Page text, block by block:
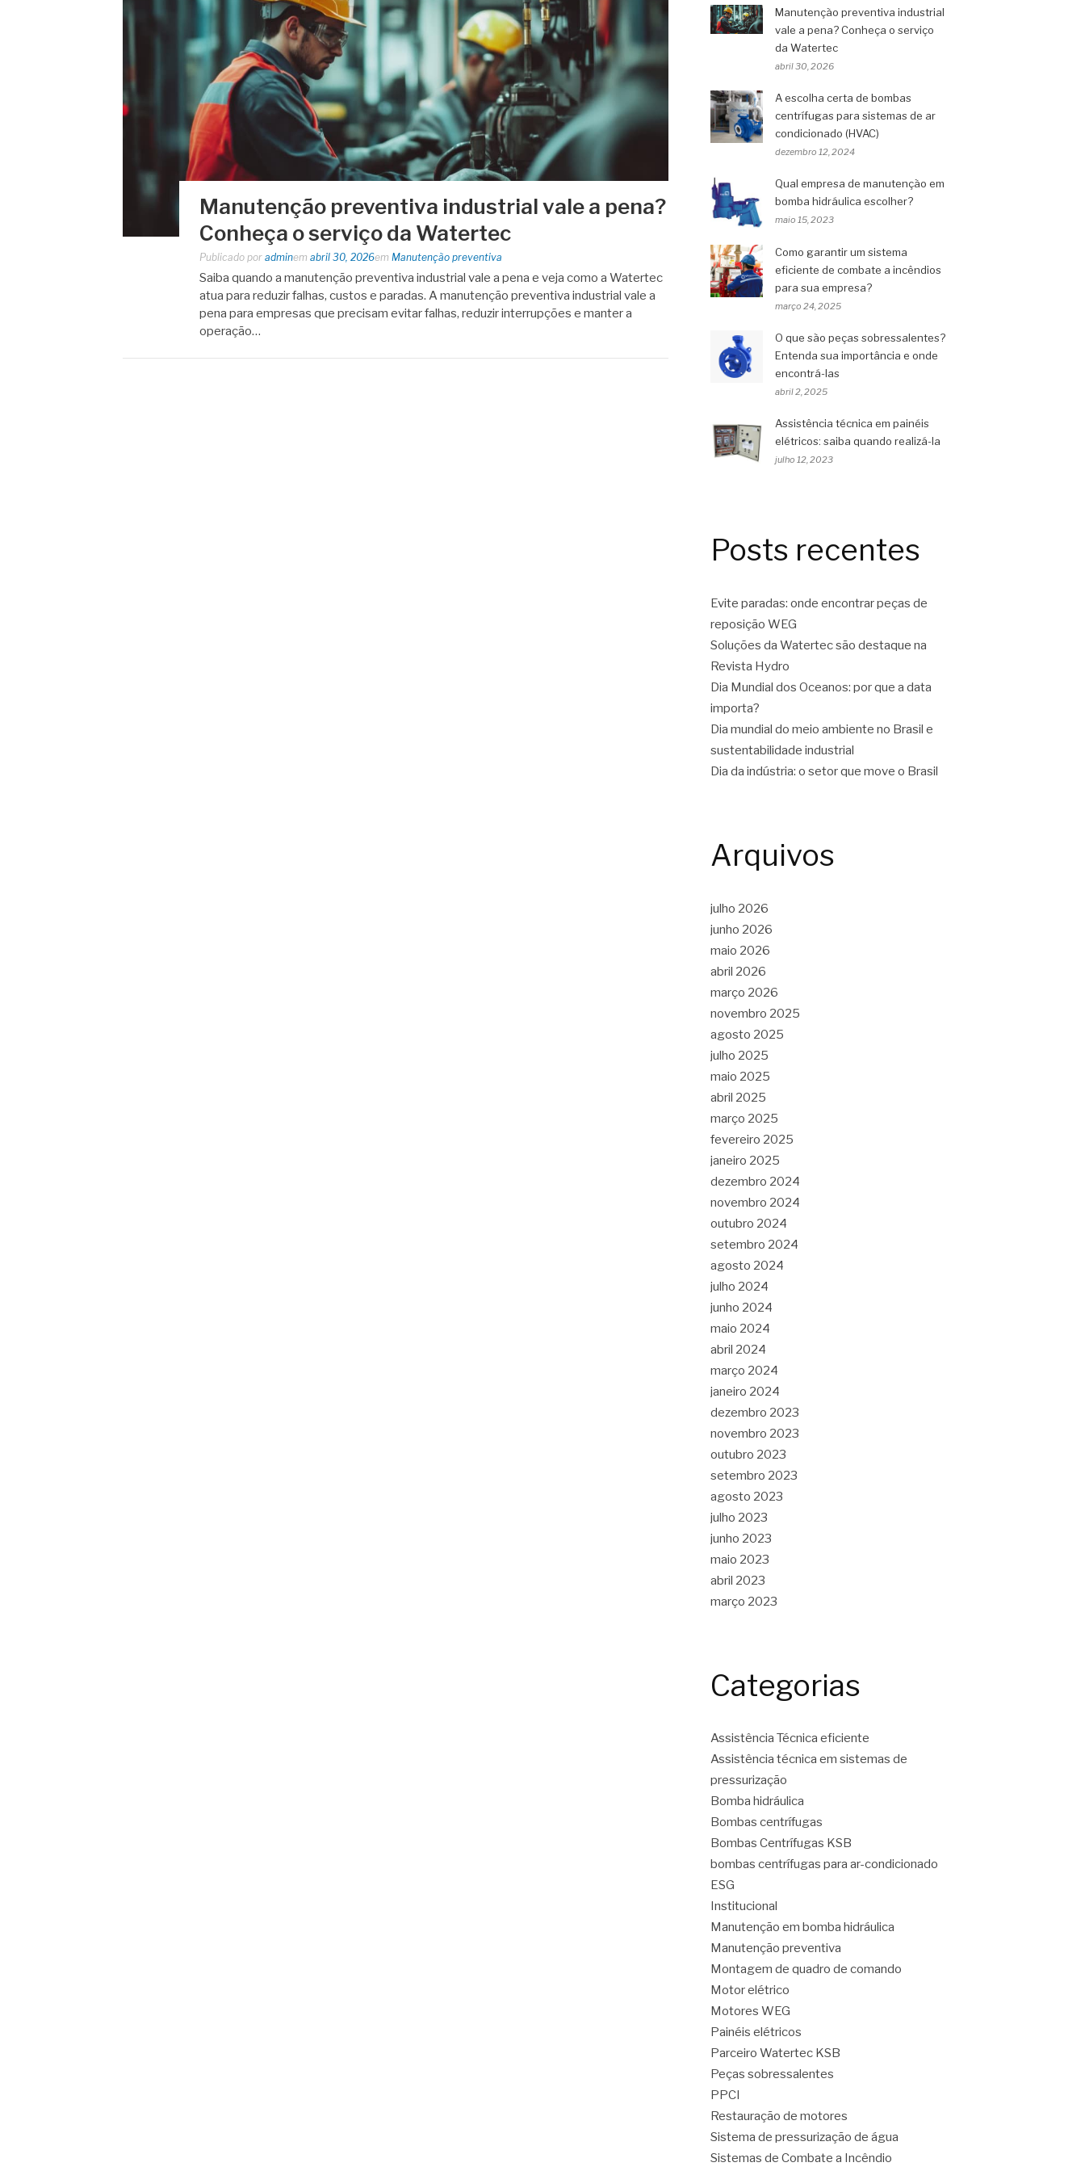
Manutenção preventiva industrial vale a pena?
Conheça o serviço da Watertec
Publicado por adminem abril 30, 2026em Manutenção preventiva
Saiba quando a manutenção preventiva industrial vale a pena e veja como a Watertec
atua para reduzir falhas, custos e paradas. A manutenção preventiva industrial vale a
pena para empresas que precisam evitar falhas, reduzir interrupções e manter a
operação…
Manutenção preventiva industrial
vale a pena? Conheça o serviço
da Watertec
abril 30, 2026
A escolha certa de bombas
centrífugas para sistemas de ar
condicionado (HVAC)
dezembro 12, 2024
Qual empresa de manutenção em
bomba hidráulica escolher?
maio 15, 2023
Como garantir um sistema
eficiente de combate a incêndios
para sua empresa?
março 24, 2025
O que são peças sobressalentes?
Entenda sua importância e onde
encontrá-las
abril 2, 2025
Assistência técnica em painéis
elétricos: saiba quando realizá-la
julho 12, 2023
Posts recentes
Evite paradas: onde encontrar peças de
reposição WEG
Soluções da Watertec são destaque na
Revista Hydro
Dia Mundial dos Oceanos: por que a data
importa?
Dia mundial do meio ambiente no Brasil e
sustentabilidade industrial
Dia da indústria: o setor que move o Brasil
Arquivos
julho 2026
junho 2026
maio 2026
abril 2026
março 2026
novembro 2025
agosto 2025
julho 2025
maio 2025
abril 2025
março 2025
fevereiro 2025
janeiro 2025
dezembro 2024
novembro 2024
outubro 2024
setembro 2024
agosto 2024
julho 2024
junho 2024
maio 2024
abril 2024
março 2024
janeiro 2024
dezembro 2023
novembro 2023
outubro 2023
setembro 2023
agosto 2023
julho 2023
junho 2023
maio 2023
abril 2023
março 2023
Categorias
Assistência Técnica eficiente
Assistência técnica em sistemas de
pressurização
Bomba hidráulica
Bombas centrífugas
Bombas Centrífugas KSB
bombas centrífugas para ar-condicionado
ESG
Institucional
Manutenção em bomba hidráulica
Manutenção preventiva
Montagem de quadro de comando
Motor elétrico
Motores WEG
Painéis elétricos
Parceiro Watertec KSB
Peças sobressalentes
PPCI
Restauração de motores
Sistema de pressurização de água
Sistemas de Combate a Incêndio